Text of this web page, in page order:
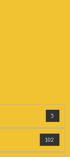
5
102